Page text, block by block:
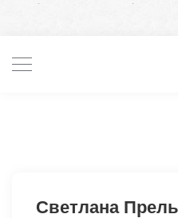
Светлана